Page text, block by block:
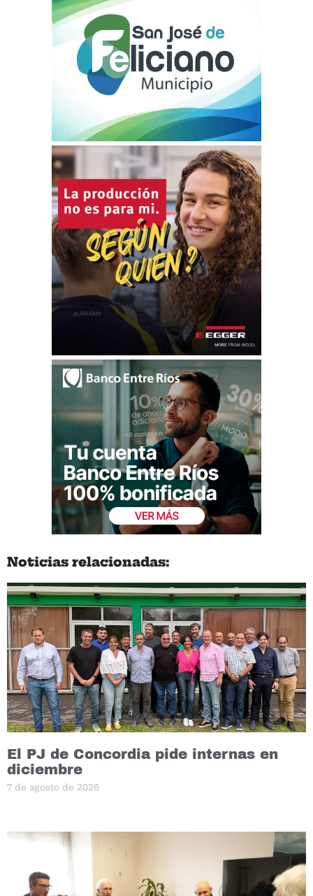
Noticias relacionadas:
El PJ de Concordia pide internas en
diciembre
7 de agosto de 2026